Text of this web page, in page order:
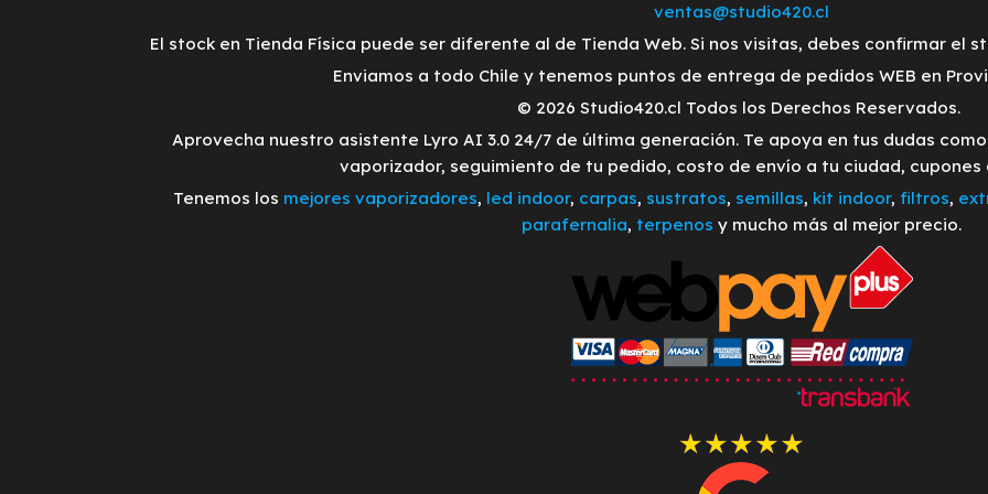
ventas@studio420.cl
El stock en Tienda Física puede ser diferente al de Tienda Web. Si nos visitas, debes confirmar el
Enviamos a todo Chile y tenemos puntos de entrega de pedidos WEB en
© 2026 Studio420.cl Todos los Derechos Reservados.
Aprovecha nuestro asistente Lyro AI 3.0 24/7 de última generación. Te apoya en tus dudas
vaporizador, seguimiento de tu pedido, costo de envío a tu ciudad,
Tenemos los mejores vaporizadores, led indoor, carpas, sustratos, semillas, kit indoor, filtros,
parafernalia, terpenos y mucho más al mejor precio.